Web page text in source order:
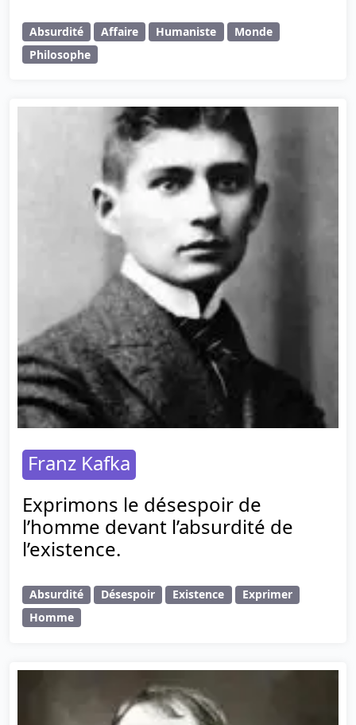
Absurdité Affaire Humaniste
Monde
Philosophe
Franz Kafka
Exprimons le désespoir de
l’homme devant l’absurdité de
l’existence.
Absurdité Désespoir Existence
Exprimer
Homme